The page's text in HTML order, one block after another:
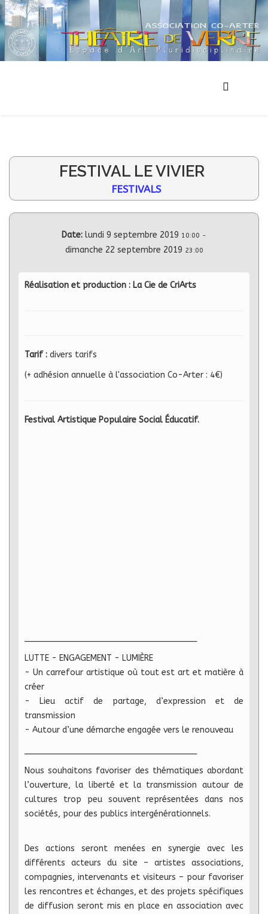
FESTIVAL LE VIVIER
FESTIVALS
Date: lundi 9 septembre 2019 10:00 -
dimanche 22 septembre 2019 23:00
Réalisation et production : La Cie de CriArts
Tarif : divers tarifs
(+ adhésion annuelle à l'association Co-Arter : 4€)
Festival Artistique Populaire Social Éducatif.
LUTTE - ENGAGEMENT - LUMIÈRE
- Un carrefour artistique où tout est art et matière à
créer
- Lieu actif de partage, d’expression et de
transmission
- Autour d’une démarche engagée vers le renouveau
Nous souhaitons favoriser des thématiques abordant
l’ouverture, la liberté et la transmission autour de
cultures trop peu souvent représentées dans nos
sociétés, pour des publics intergénérationnels.
Des actions seront menées en synergie avec les
différents acteurs du site – artistes associations,
compagnies, intervenants et visiteurs – pour favoriser
les rencontres et échanges, et des projets spécifiques
de diffusion seront mis en place en association avec